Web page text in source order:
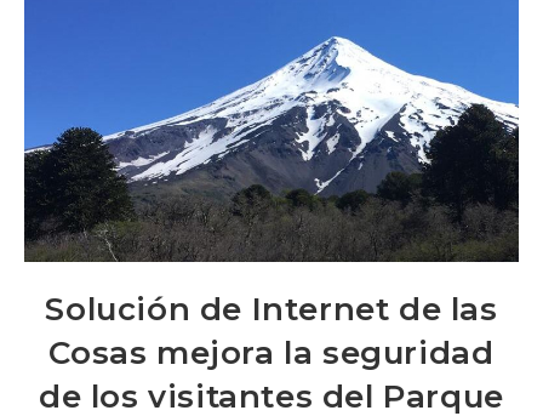
Solución de Internet de las
Cosas mejora la seguridad
de los visitantes del Parque